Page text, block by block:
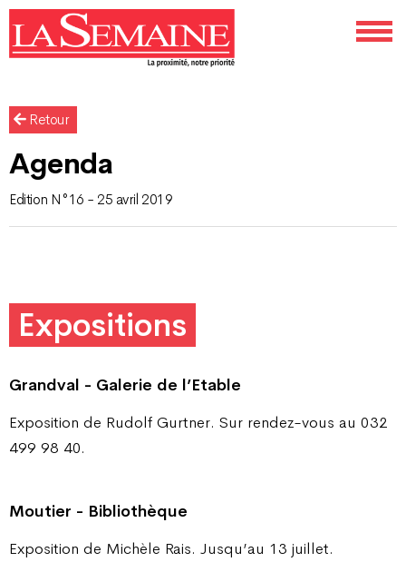
Retour
Agenda
Edition N°16 - 25 avril 2019
Expositions
Grandval - Galerie de l’Etable
Exposition de Rudolf Gurtner. Sur rendez-vous au 032
499 98 40.
Moutier - Bibliothèque
Exposition de Michèle Rais. Jusqu’au 13 juillet.